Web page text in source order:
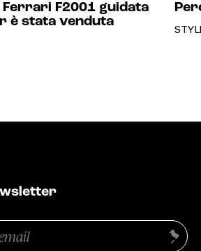
Ferrari F2001 guidata
è stata venduta
Invia